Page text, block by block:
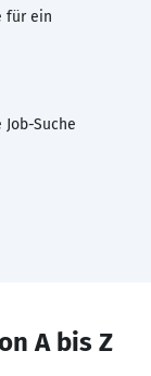
für ein
Suche
A bis Z